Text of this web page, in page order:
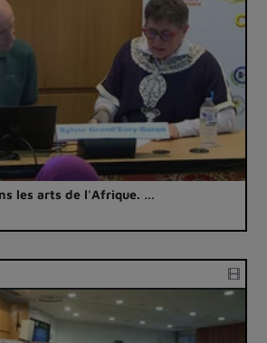
les arts de l'Afrique. …